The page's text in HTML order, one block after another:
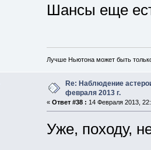
Шансы еще
Лучше Ньютона может быть
Re: Наблюдение
февраля 2013 г.
« Ответ #38 : 14 Февраля 2013,
Уже, походу,